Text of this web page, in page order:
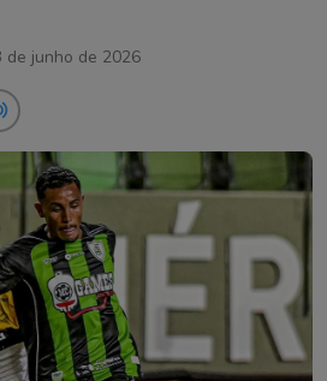
de junho de 2026